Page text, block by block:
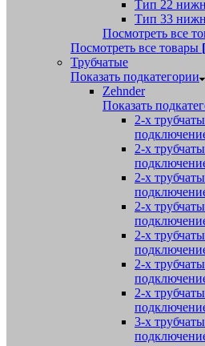
Тип 22
Тип 33
Посмотреть все
Посмотреть все товары
Трубчатые
Показать подкатегории
Zehnder
Показать
2-х
2-х
2-х
2-х
2-х
2-х
2-х
3-х